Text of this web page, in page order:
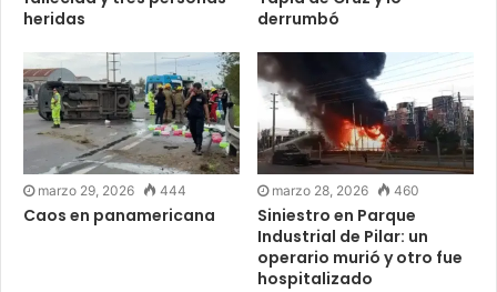
heridas
derrumbó
marzo 29, 2026 444
Caos en panamericana
marzo 28, 2026 460
Siniestro en Parque
Industrial de Pilar: un
operario murió y otro fue
hospitalizado